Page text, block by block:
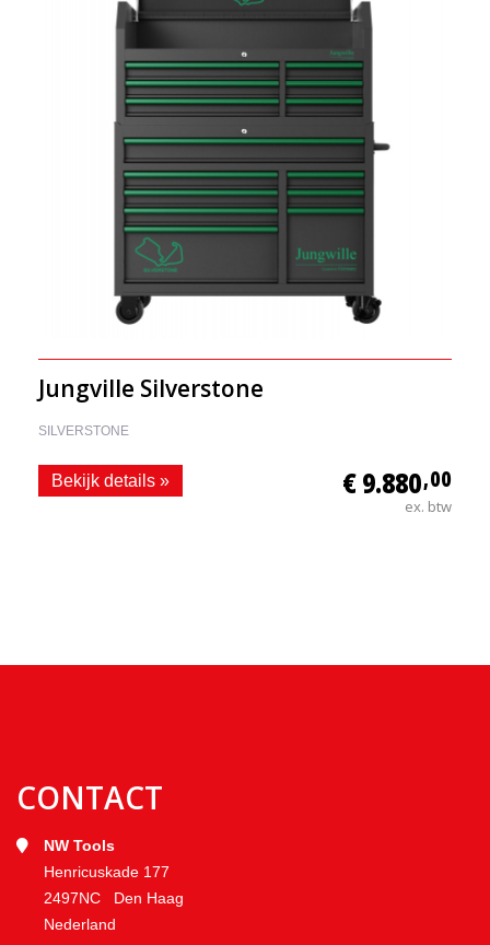
Jungville Silverstone
SILVERSTONE
€ 9.880,00
ex. btw
Bekijk details »
CONTACT
NW Tools
Henricuskade 177
2497NC Den Haag
Nederland